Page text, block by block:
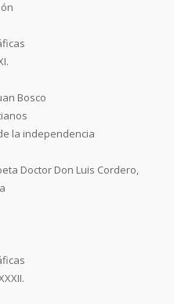
Bosco
la independencia
Doctor Don Luis Cordero,